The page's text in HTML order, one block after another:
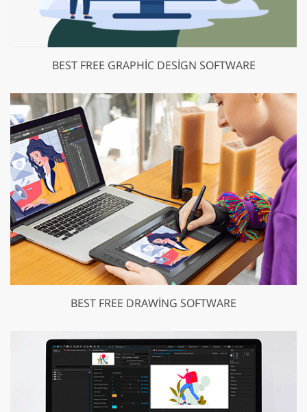
BEST FREE GRAPHIC DESIGN SOFTWARE
BEST FREE DRAWING SOFTWARE